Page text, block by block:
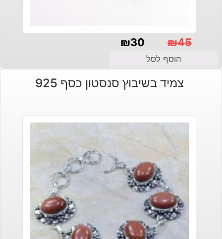
₪45
המקורי
₪30
הנוכחי
הוסף לסל
צמיד בשיבוץ סנסטון כסף 925